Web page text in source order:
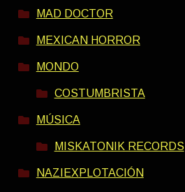
MAD DOCTOR
MEXICAN HORROR
MONDO
COSTUMBRISTA
MÚSICA
MISKATONIK RECORDS
NAZIEXPLOTACIÓN